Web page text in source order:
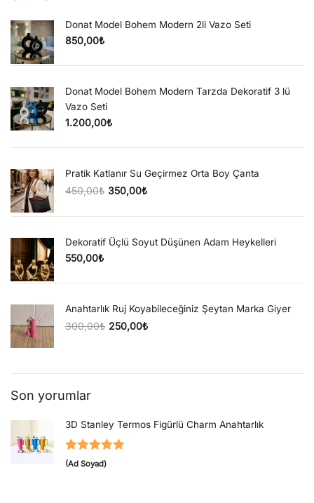
Donat Model Bohem Modern 2li Vazo Seti
850,00₺
Donat Model Bohem Modern Tarzda Dekoratif 3 lü
Vazo Seti
1.200,00₺
Pratik Katlanır Su Geçirmez Orta Boy Çanta
450,00₺
Orijinal fiyat: 450,00₺.
350,00₺
Şu andaki fiyat: 350,00₺.
Dekoratif Üçlü Soyut Düşünen Adam Heykelleri
550,00₺
Anahtarlık Ruj Koyabileceğiniz Şeytan Marka Giyer
300,00₺
Orijinal fiyat: 300,00₺.
250,00₺
Şu andaki fiyat: 250,00₺.
Son yorumlar
3D Stanley Termos Figürlü Charm Anahtarlık
5 üzerinden
(Ad Soyad)